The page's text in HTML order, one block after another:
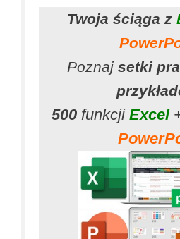
Twoja ściąga z
Poznaj setki
500 funkcji Excel